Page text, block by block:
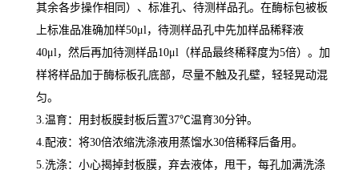
其余各步操作相同）、标准孔、待测样品孔。在酶标包被板
上标准品准确加样50μl ，待测样品孔中先加样品稀释液
40μl ，然后再加待测样品10μl （样品最终稀释度为5倍）。加
样将样品加于酶标板孔底部，尽量不触及孔壁，轻轻晃动混
匀。
3. 温育：用封板膜封板后置37℃温育30分钟。
4. 配液：将30倍浓缩洗涤液用蒸馏水30倍稀释后备用。
5. 洗涤：小心揭掉封板膜，弃去液体，甩干，每孔加满洗涤